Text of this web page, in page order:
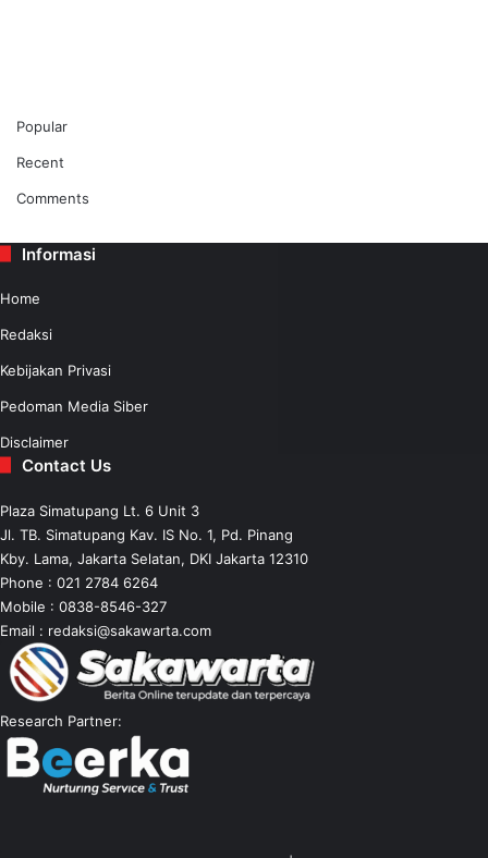
Popular
Recent
Comments
Informasi
Home
Redaksi
Kebijakan Privasi
Pedoman Media Siber
Disclaimer
Contact Us
Plaza Simatupang Lt. 6 Unit 3
Jl. TB. Simatupang Kav. IS No. 1, Pd. Pinang
Kby. Lama, Jakarta Selatan, DKI Jakarta 12310
Phone : 021 2784 6264
Mobile : 0838-8546-327
Email : redaksi@sakawarta.com
Research Partner: